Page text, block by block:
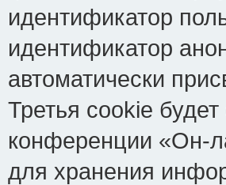
идентификатор
идентификатор
автоматически
Третья cookie
конференции «Он-
для хранения